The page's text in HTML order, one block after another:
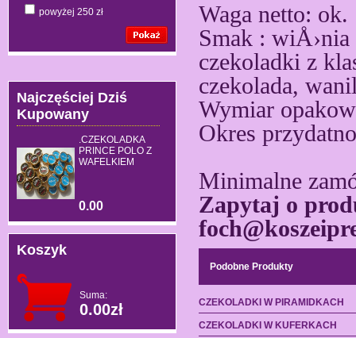
powyżej 250 zł
Najczęściej Dziś
Kupowany
.CZEKOLADKA
PRINCE POLO Z
WAFELKIEM
0.00
Koszyk
Suma:
0.00zł
Waga netto: ok.
Smak :
czekoladki z
czekolada,
Wymiar
Okres
Minimalne
Zapytaj o
Podobne Produkty
CZEKOLADKI W PIRAMIDKACH
CZEKOLADKI W KUFERKACH